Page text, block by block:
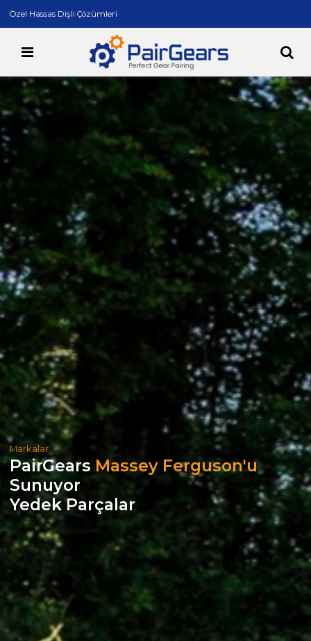
Özel Hassas Dişli Çözümleri
Markalar
PairGears Massey Ferguson'u
Sunuyor
Yedek Parçalar